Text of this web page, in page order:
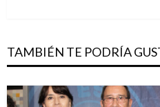
TAMBIÉN TE PODRÍA